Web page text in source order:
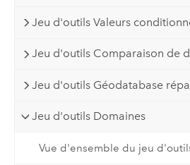
Jeu d'outils Valeurs
Jeu d'outils Comparaison de
Jeu d'outils Géodatabase
Jeu d'outils Domaines
Vue d'ensemble du jeu